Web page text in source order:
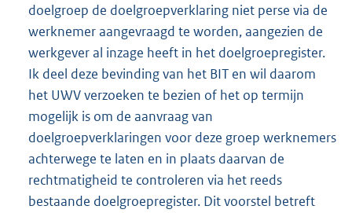
doelgroep de doelgroepverklaring niet perse via de
werknemer aangevraagd te worden, aangezien de
werkgever al inzage heeft in het doelgroepregister.
Ik deel deze bevinding van het BIT en wil daarom
het UWV verzoeken te bezien of het op termijn
mogelijk is om de aanvraag van
doelgroepverklaringen voor deze groep werknemers
achterwege te laten en in plaats daarvan de
rechtmatigheid te controleren via het reeds
bestaande doelgroepregister. Dit voorstel betreft